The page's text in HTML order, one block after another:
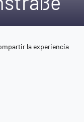
la experiencia